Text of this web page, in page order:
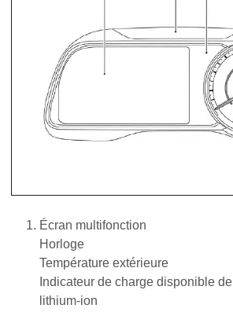
Écran multifonction
Horloge
Température extérieure
Indicateur de charge disponible
lithium-ion